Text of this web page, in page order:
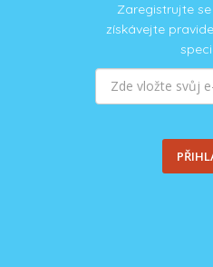
Zaregistrujte
získávejte